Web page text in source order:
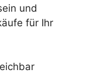
und
für Ihr